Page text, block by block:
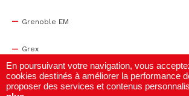
Grenoble EM
Grex
WTC Grenoble
En poursuivant votre navigation, vous
cookies destinés à améliorer la performance
proposer des services et contenus